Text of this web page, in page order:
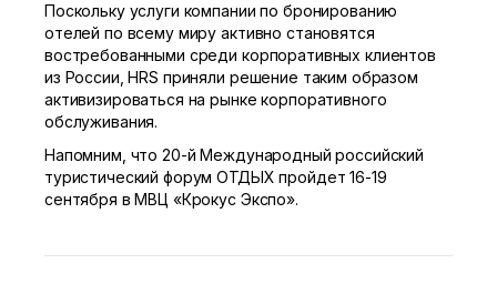
Поскольку услуги компании по бронированию
отелей по всему миру активно становятся
востребованными среди корпоративных клиентов
из России, HRS приняли решение таким образом
активизироваться на рынке корпоративного
обслуживания.
Напомним, что20-й Международный российский
туристический форум ОТДЫХ пройдет16-19
сентября в МВЦ «Крокус Экспо».